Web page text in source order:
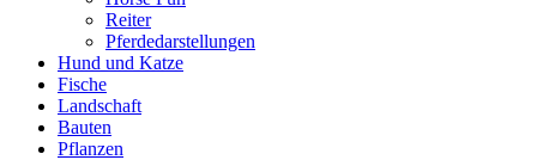
Reiter
Pferdedarstellungen
Hund und Katze
Fische
Landschaft
Bauten
Pflanzen